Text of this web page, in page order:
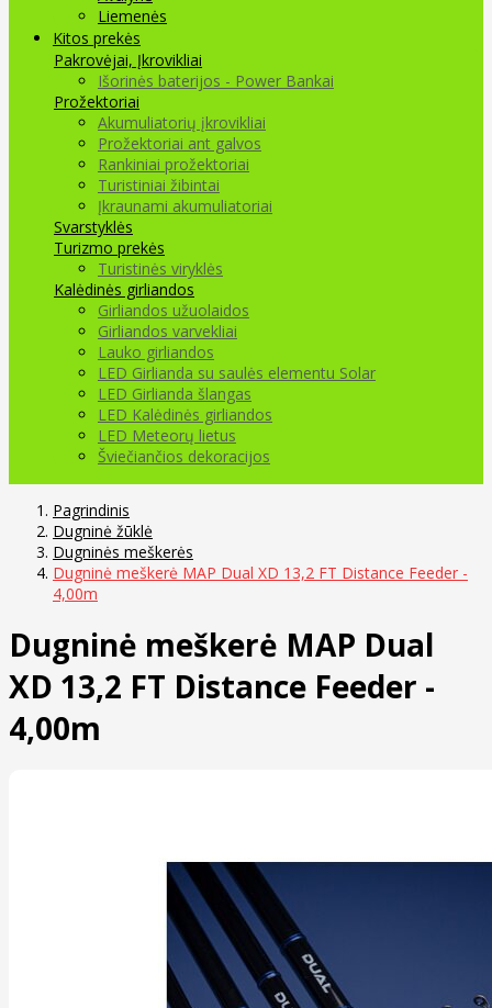
Liemenės
Kitos prekės
Pakrovėjai, Įkrovikliai
Išorinės baterijos - Power Bankai
Prožektoriai
Akumuliatorių įkrovikliai
Prožektoriai ant galvos
Rankiniai prožektoriai
Turistiniai žibintai
Įkraunami akumuliatoriai
Svarstyklės
Turizmo prekės
Turistinės viryklės
Kalėdinės girliandos
Girliandos užuolaidos
Girliandos varvekliai
Lauko girliandos
LED Girlianda su saulės elementu Solar
LED Girlianda šlangas
LED Kalėdinės girliandos
LED Meteorų lietus
Šviečiančios dekoracijos
Pagrindinis
Dugninė žūklė
Dugninės meškerės
Dugninė meškerė MAP Dual XD 13,2 FT Distance Feeder -
4,00m
Dugninė meškerė MAP Dual
XD 13,2 FT Distance Feeder -
4,00m